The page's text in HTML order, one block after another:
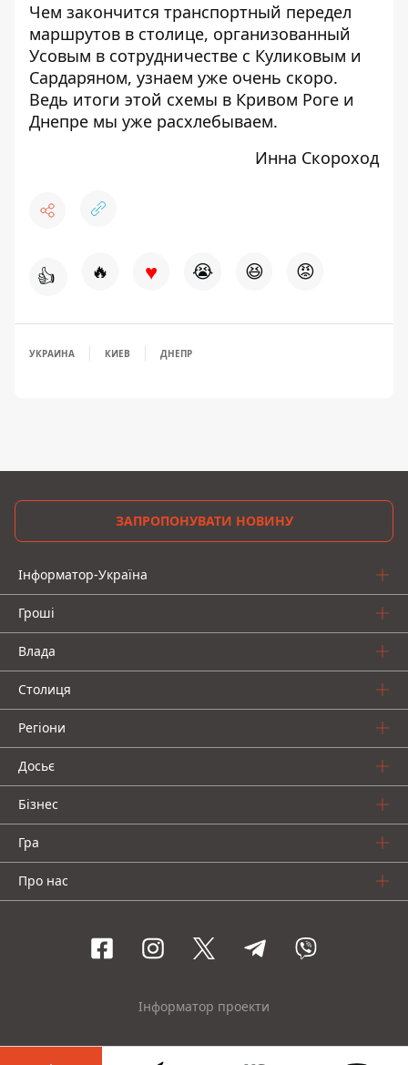
Чем закончится транспортный передел
маршрутов в столице, организованный
Усовым в сотрудничестве с Куликовым и
Сардаряном, узнаем уже очень скоро.
Ведь итоги этой схемы в Кривом Роге и
Днепре мы уже расхлебываем.
Инна Скороход
👍 🔥 ♥ 😭 😆 😡
УКРАИНА КИЕВ ДНЕПР
ЗАПРОПОНУВАТИ НОВИНУ
Інформатор-Україна
Гроші
Влада
Столиця
Регіони
Досьє
Бізнес
Гра
Про нас
Інформатор проекти